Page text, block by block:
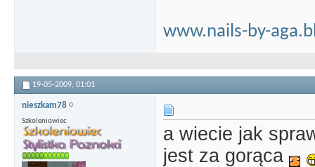
www.nails-by-
19-05-2009, 01:01
nieszkam78
Szkoleniowiec
a wiecie jak
jest za gorąca